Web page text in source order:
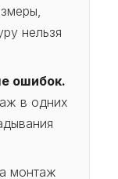
нельзя
ошибок.
в одних
монтаж